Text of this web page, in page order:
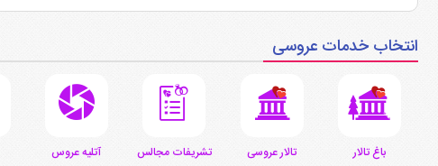
انتخاب خدمات عروسی
باغ تالار تالار عروسی تشریفات مجالس آتلیه عروس